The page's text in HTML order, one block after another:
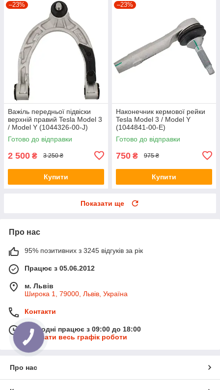
–23%
Важіль передньої підвіски
верхній правий Tesla Model 3
/ Model Y (1044326-00-J)
SILVER AL
Готово до відправки
2 500 ₴ 3 250 ₴
Купити
–23%
Наконечник кермової рейки
Tesla Model 3 / Model Y
(1044841-00-E)
Готово до відправки
750 ₴ 975 ₴
Купити
Показати ще
Про нас
95% позитивних з 3245 відгуків за рік
Працює з 05.06.2012
м. Львів
Широка 1, 79000, Львів, Україна
Контакти
Сьогодні працює з 09:00 до 18:00
Показати весь графік роботи
Про нас